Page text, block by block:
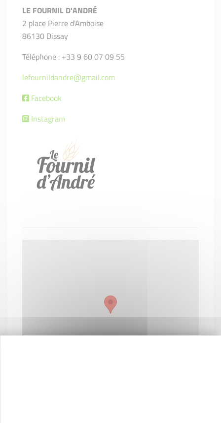
LE FOURNIL D'ANDRÉ
2 place Pierre d'Amboise
86130 Dissay
Téléphone : +33 9 60 07 09 55
lefournildandre@gmail.com
Facebook
Instagram